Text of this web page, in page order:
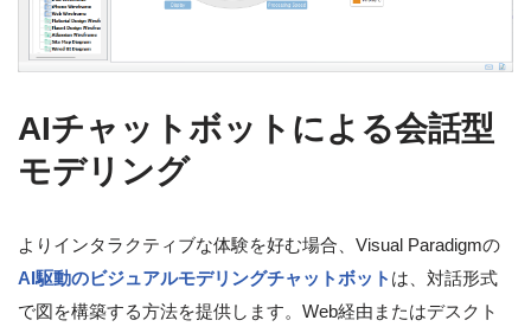
AIチャットボットによる会話型
モデリング
よりインタラクティブな体験を好む場合、Visual Paradigmの
AI駆動のビジュアルモデリングチャットボット は、対話形式
で図を構築する方法を提供します。Web経由またはデスクト